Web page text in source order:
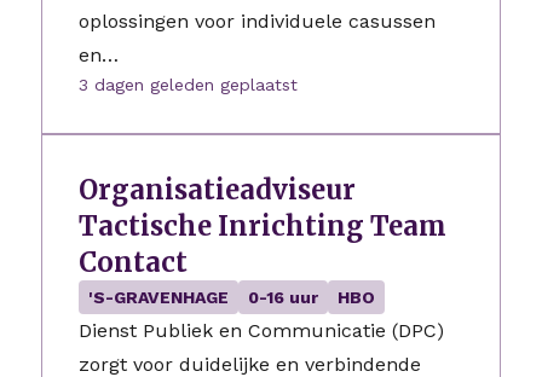
oplossingen voor individuele casussen
en…
3 dagen geleden geplaatst
Organisatieadviseur
Tactische Inrichting Team
Contact
'S-GRAVENHAGE 0-16 uur HBO
Dienst Publiek en Communicatie (DPC)
zorgt voor duidelijke en verbindende